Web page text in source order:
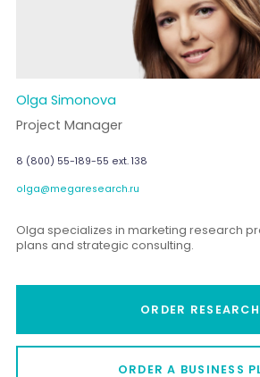
Olga Simonova
Project Manager
8 (800) 55-189-55 ext. 138
olga@megaresearch.ru
Olga specializes in marketing research
plans and strategic consulting.
ORDER RESEARCH
ORDER A BUSINESS